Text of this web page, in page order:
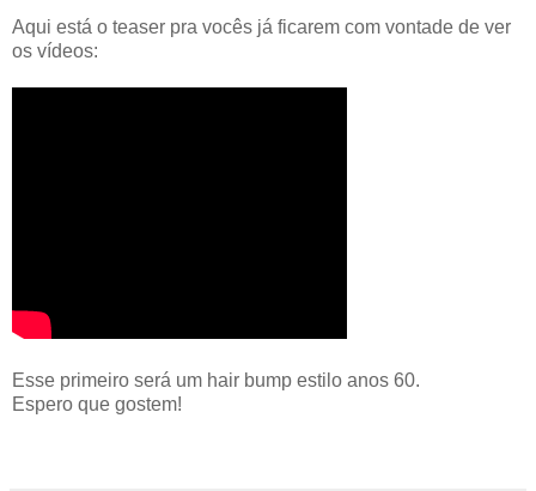
Aqui está o teaser pra vocês já ficarem com vontade de ver
os vídeos:
Esse primeiro será um hair bump estilo anos 60.
Espero que gostem!